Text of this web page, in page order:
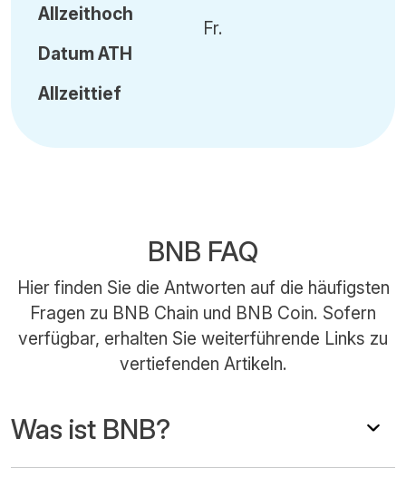
Allzeithoch
DatumATH
Allzeittief
Fr.
BNB FAQ
Hier finden Sie die Antworten auf die häufigsten
Fragen zu BNB Chain und BNB Coin. Sofern
verfügbar, erhalten Sie weiterführende Links zu
vertiefenden Artikeln.
Was ist BNB?